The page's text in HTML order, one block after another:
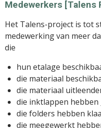
Medewerkers [Talens
Het Talens-project is tot
medewerking van meer
die
hun etalage
die materiaal
die materiaal
die inktlappen
die folders hebben
die meegewerkt